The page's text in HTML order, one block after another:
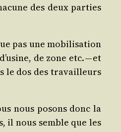
des deux par­ties
pas une mobi­li­sa­tion
de zone etc. — et
le dos des tra­vailleurs
nous posons donc la
il nous semble que les